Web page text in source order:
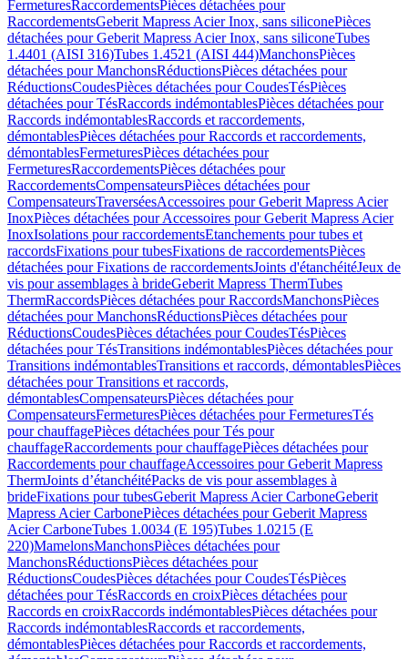
FermeturesRaccordementsPièces détachées pour
RaccordementsGeberit Mapress Acier Inox, sans siliconePièces
détachées pour Geberit Mapress Acier Inox, sans siliconeTubes
1.4401 (AISI 316)Tubes 1.4521 (AISI 444)ManchonsPièces
détachées pour ManchonsRéductionsPièces détachées pour
RéductionsCoudesPièces détachées pour CoudesTésPièces
détachées pour TésRaccords indémontablesPièces détachées pour
Raccords indémontablesRaccords et raccordements,
démontablesPièces détachées pour Raccords et raccordements,
démontablesFermeturesPièces détachées pour
FermeturesRaccordementsPièces détachées pour
RaccordementsCompensateursPièces détachées pour
CompensateursTraverséesAccessoires pour Geberit Mapress Acier
InoxPièces détachées pour Accessoires pour Geberit Mapress Acier
InoxIsolations pour raccordementsEtanchements pour tubes et
raccordsFixations pour tubesFixations de raccordementsPièces
détachées pour Fixations de raccordementsJoints d'étanchéitéJeux de
vis pour assemblages à brideGeberit Mapress ThermTubes
ThermRaccordsPièces détachées pour RaccordsManchonsPièces
détachées pour ManchonsRéductionsPièces détachées pour
RéductionsCoudesPièces détachées pour CoudesTésPièces
détachées pour TésTransitions indémontablesPièces détachées pour
Transitions indémontablesTransitions et raccords, démontablesPièces
détachées pour Transitions et raccords,
démontablesCompensateursPièces détachées pour
CompensateursFermeturesPièces détachées pour FermeturesTés
pour chauffagePièces détachées pour Tés pour
chauffageRaccordements pour chauffagePièces détachées pour
Raccordements pour chauffageAccessoires pour Geberit Mapress
ThermJoints d’étanchéitéPacks de vis pour assemblages à
brideFixations pour tubesGeberit Mapress Acier CarboneGeberit
Mapress Acier CarbonePièces détachées pour Geberit Mapress
Acier CarboneTubes 1.0034 (E 195)Tubes 1.0215 (E
220)MamelonsManchonsPièces détachées pour
ManchonsRéductionsPièces détachées pour
RéductionsCoudesPièces détachées pour CoudesTésPièces
détachées pour TésRaccords en croixPièces détachées pour
Raccords en croixRaccords indémontablesPièces détachées pour
Raccords indémontablesRaccords et raccordements,
démontablesPièces détachées pour Raccords et raccordements,